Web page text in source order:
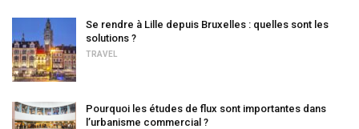
Se rendre à Lille depuis Bruxelles : quelles sont les
solutions ?
TRAVEL
Pourquoi les études de flux sont importantes dans
l’urbanisme commercial ?